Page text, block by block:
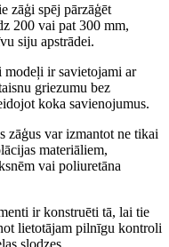
zāģi spēj pārzāģēt
200 vai pat 300 mm,
siju apstrādei.
modeļi ir savietojami ar
griezumu bez
koka savienojumus.
zāģus var izmantot ne tikai
materiāliem,
vai poliuretāna
ir konstruēti tā, lai tie
lietotājam pilnīgu kontroli
slodzes.